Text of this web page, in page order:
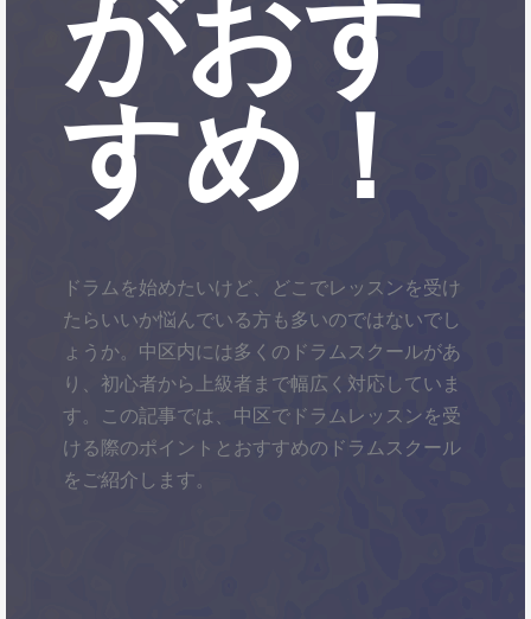
がおす
すめ！
ドラムを始めたいけど、どこでレッスンを受け
たらいいか悩んでいる方も多いのではないでし
ょうか。中区内には多くのドラムスクールがあ
り、初心者から上級者まで幅広く対応していま
す。この記事では、中区でドラムレッスンを受
ける際のポイントとおすすめのドラムスクール
をご紹介します。